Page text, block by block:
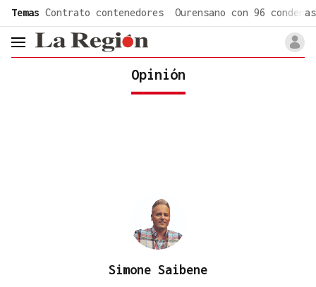
Temas Contrato contenedores Ourensano con 96 condenas
header.menu.open
Opinión
Simone Saibene